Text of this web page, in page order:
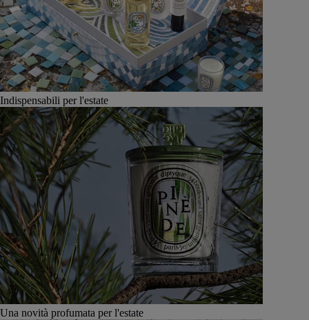
Indispensabili per l'estate
Una novità profumata per l'estate